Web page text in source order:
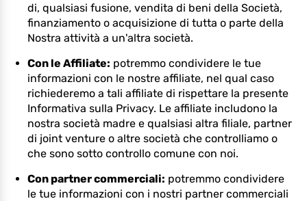
di, qualsiasi fusione, vendita di beni della Società,
finanziamento o acquisizione di tutta o parte della
Nostra attività a un'altra società.
Con le Affiliate: potremmo condividere le tue
informazioni con le nostre affiliate, nel qual caso
richiederemo a tali affiliate di rispettare la presente
Informativa sulla Privacy. Le affiliate includono la
nostra società madre e qualsiasi altra filiale, partner
di joint venture o altre società che controlliamo o
che sono sotto controllo comune con noi.
Con partner commerciali: potremmo condividere
le tue informazioni con i nostri partner commerciali